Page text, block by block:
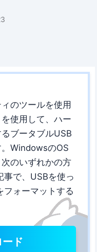
のツールを使用
使用して、ハー
ブータブルUSB
WindowsのOS
のいずれかの方
事で、USBを使っ
フォーマットする
ド